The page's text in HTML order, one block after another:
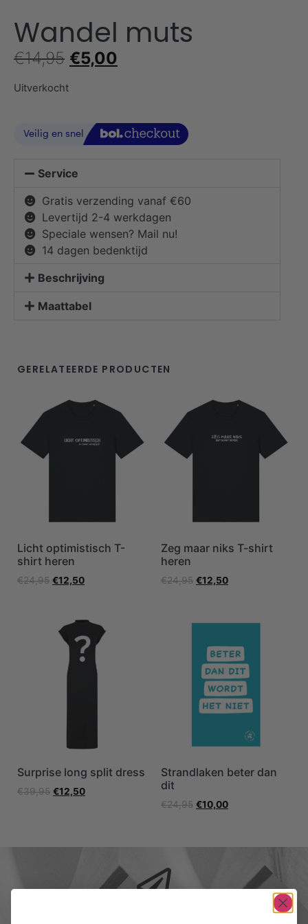
Wandel muts
€14,95 €5,00
Uitverkocht
Service
Gratis verzending vanaf €60
Levertijd 2-4 werkdagen
Speciale wensen? Mail nu!
14 dagen bedenktijd
Beschrijving
Maattabel
GERELATEERDE PRODUCTEN
Licht optimistisch T-
shirt heren
€24,95 €12,50
Zeg maar niks T-shirt
heren
€24,95 €12,50
Surprise long split dress
€39,95 €12,50
Strandlaken beter dan
dit
€24,95 €10,00